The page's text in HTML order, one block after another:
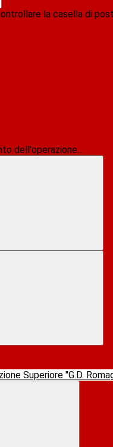
la casella di
dell'operazione...